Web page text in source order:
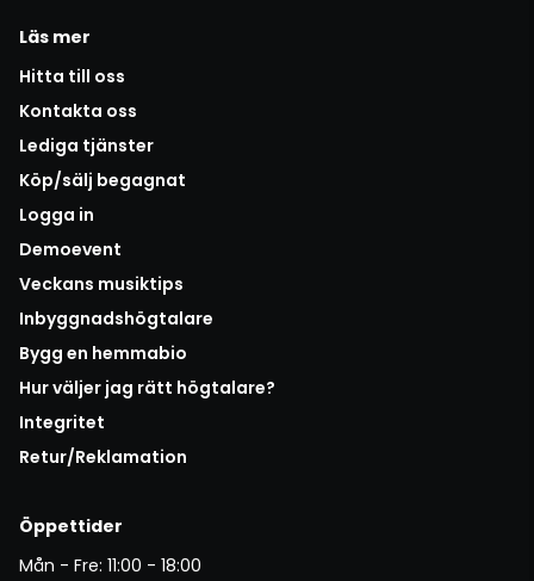
Läs mer
Hitta till oss
Kontakta oss
Lediga tjänster
Köp/sälj begagnat
Logga in
Demoevent
Veckans musiktips
Inbyggnadshögtalare
Bygg en hemmabio
Hur väljer jag rätt högtalare?
Integritet
Retur/Reklamation
Öppettider
Mån - Fre: 11:00 - 18:00